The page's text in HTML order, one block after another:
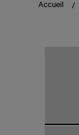
Accueil